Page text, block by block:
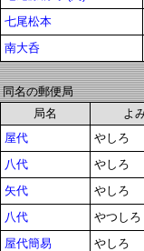
七尾松本
南大呑
同名の郵便局
局名
よ
屋代
やしろ
八代
やしろ
矢代
やしろ
八代
やつしろ
屋代簡易
やしろ